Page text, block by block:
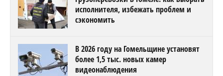
исполнителя, избежать проблем и
сэкономить
В 2026 году на Гомельщине установят
более 1,5 тыс. новых камер
видеонаблюдения